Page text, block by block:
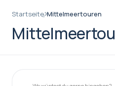
Startseite Mittelmeertouren